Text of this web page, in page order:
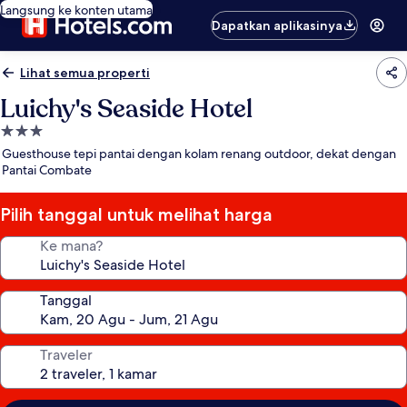
Langsung ke konten utama
Dapatkan aplikasinya
Lihat semua properti
Luichy's Seaside Hotel
Properti
bintang
3.0
Guesthouse tepi pantai dengan kolam renang outdoor, dekat dengan
Pantai Combate
Pilih tanggal untuk melihat harga
Ke mana?
Tanggal
Traveler